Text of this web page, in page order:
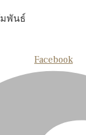
พันธ์
Facebook